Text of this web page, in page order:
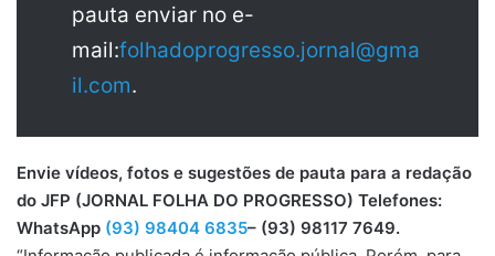
pauta enviar no e-
mail:folhadoprogresso.jornal@gma
il.com.
Envie vídeos, fotos e sugestões de pauta para a redação
do JFP (JORNAL FOLHA DO PROGRESSO) Telefones:
WhatsApp (93) 98404 6835– (93) 98117 7649.